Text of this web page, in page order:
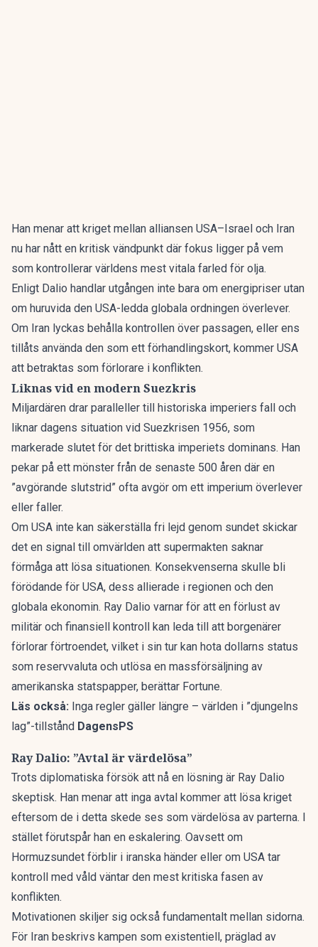
Han menar att kriget mellan alliansen USA–Israel och Iran
nu har nått en kritisk vändpunkt där fokus ligger på vem
som kontrollerar världens mest vitala farled för olja.
Enligt Dalio handlar utgången inte bara om energipriser utan
om huruvida den USA-ledda globala ordningen överlever.
Om Iran lyckas behålla kontrollen över passagen, eller ens
tillåts använda den som ett förhandlingskort, kommer USA
att betraktas som förlorare i konflikten.
Liknas vid en modern Suezkris
Miljardären drar paralleller till historiska imperiers fall och
liknar dagens situation vid Suezkrisen 1956, som
markerade slutet för det brittiska imperiets dominans. Han
pekar på ett mönster från de senaste 500 åren där en
”avgörande slutstrid” ofta avgör om ett imperium överlever
eller faller.
Om USA inte kan säkerställa fri lejd genom sundet skickar
det en signal till omvärlden att supermakten saknar
förmåga att lösa situationen. Konsekvenserna skulle bli
förödande för USA, dess allierade i regionen och den
globala ekonomin. Ray Dalio varnar för att en förlust av
militär och finansiell kontroll kan leda till att borgenärer
förlorar förtroendet, vilket i sin tur kan hota dollarns status
som reservvaluta och utlösa en massförsäljning av
amerikanska statspapper, berättar Fortune.
Läs också: Inga regler gäller längre – världen i ”djungelns
lag”-tillstånd DagensPS
Ray Dalio: ”Avtal är värdelösa”
Trots diplomatiska försök att nå en lösning är Ray Dalio
skeptisk. Han menar att inga avtal kommer att lösa kriget
eftersom de i detta skede ses som värdelösa av parterna. I
stället förutspår han en eskalering. Oavsett om
Hormuzsundet förblir i iranska händer eller om USA tar
kontroll med våld väntar den mest kritiska fasen av
konflikten.
Motivationen skiljer sig också fundamentalt mellan sidorna.
För Iran beskrivs kampen som existentiell, präglad av